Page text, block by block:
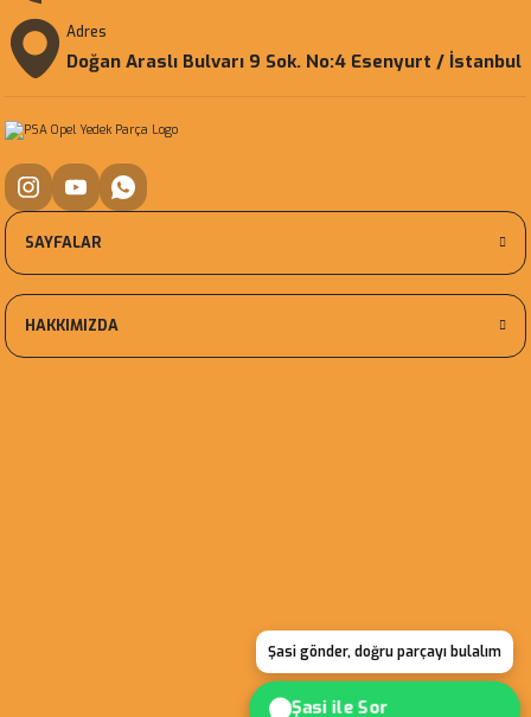
Adres
Doğan Araslı Bulvarı 9 Sok. No:4 Esenyurt / İstanbul
Şasi gönder, doğru parçayı bulalım
Şasi ile Sor
SAYFALAR
HAKKIMIZDA